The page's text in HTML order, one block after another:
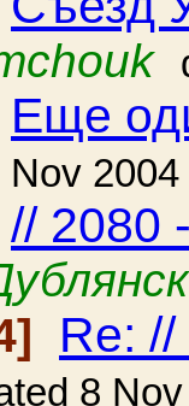
Еще
Nov 2004
// 2080
Re:
8